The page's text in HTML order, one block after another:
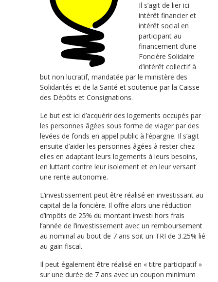
Il s’agit de lier ici
intérêt financier et
intérêt social en
participant au
financement d’une
Foncière Solidaire
d’intérêt collectif à
but non lucratif, mandatée par le ministère des
Solidarités et de la Santé et soutenue par la Caisse
des Dépôts et Consignations.
Le but est ici d’acquérir des logements occupés par
les personnes âgées sous forme de viager par des
levées de fonds en appel public à l’épargne. Il s’agit
ensuite d’aider les personnes âgées à rester chez
elles en adaptant leurs logements à leurs besoins,
en luttant contre leur isolement et en leur versant
une rente autonomie.
L’investissement peut être réalisé en investissant au
capital de la foncière. Il offre alors une réduction
d’impôts de 25% du montant investi hors frais
l’année de l’investissement avec un remboursement
au nominal au bout de 7 ans soit un TRI de 3.25% lié
au gain fiscal.
Il peut également être réalisé en « titre participatif »
sur une durée de 7 ans avec un coupon minimum